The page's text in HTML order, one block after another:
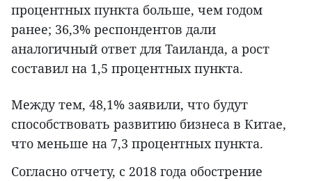
процентных пункта больше, чем годом
ранее; 36,3% респондентов дали
аналогичный ответ для Таиланда, а рост
составил на 1,5 процентных пункта.
Между тем, 48,1% заявили, что будут
способствовать развитию бизнеса в Китае,
что меньше на 7,3 процентных пункта.
Согласно отчету, с 2018 года обострение